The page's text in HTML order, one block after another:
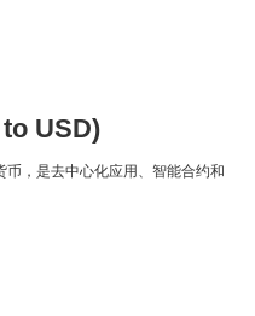
USD)
币，是去中心化应用、智能合约和